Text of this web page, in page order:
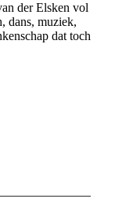
der Elsken vol
dans, muziek,
dat toch